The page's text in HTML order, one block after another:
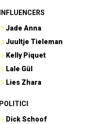
INFLUENCERS
Jade Anna
Juultje Tieleman
Kelly Piquet
Lale Gül
Lies Zhara
POLITICI
Dick Schoof